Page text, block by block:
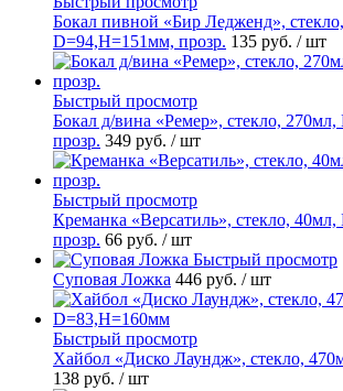
Бокал пивной «Бир Ледженд»,
D=94,H=151мм, прозр. 135 руб. / шт
Быстрый просмотр
Бокал д/вина «Ремер», стекло,
прозр. 349 руб. / шт
Быстрый просмотр
Креманка «Версатиль», стекло,
прозр. 66 руб. / шт
Быстрый просмотр
Суповая Ложка 446 руб. / шт
Быстрый просмотр
Хайбол «Диско Лаундж», стекло,
138 руб. / шт